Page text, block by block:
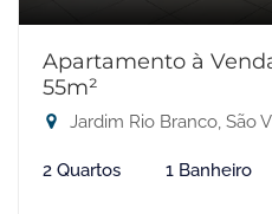
Apartamento à
55m²
Jardim Rio Branco, São
2 Quartos 1 Banheiro